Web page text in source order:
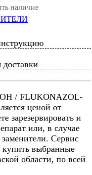
наличие
/ FLUKONAZOL-
ценой от
зарезервировать и
или, в случае
Сервис
выбранные
области, по всей